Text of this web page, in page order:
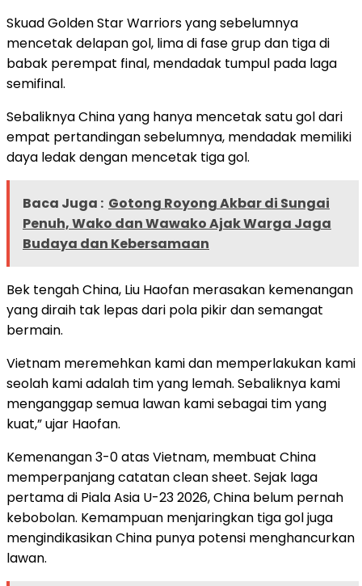
Skuad Golden Star Warriors yang sebelumnya
mencetak delapan gol, lima di fase grup dan tiga di
babak perempat final, mendadak tumpul pada laga
semifinal.
Sebaliknya China yang hanya mencetak satu gol dari
empat pertandingan sebelumnya, mendadak memiliki
daya ledak dengan mencetak tiga gol.
Baca Juga : Gotong Royong Akbar di Sungai
Penuh, Wako dan Wawako Ajak Warga Jaga
Budaya dan Kebersamaan
Bek tengah China, Liu Haofan merasakan kemenangan
yang diraih tak lepas dari pola pikir dan semangat
bermain.
Vietnam meremehkan kami dan memperlakukan kami
seolah kami adalah tim yang lemah. Sebaliknya kami
menganggap semua lawan kami sebagai tim yang
kuat,” ujar Haofan.
Kemenangan 3-0 atas Vietnam, membuat China
memperpanjang catatan clean sheet. Sejak laga
pertama di Piala Asia U-23 2026, China belum pernah
kebobolan. Kemampuan menjaringkan tiga gol juga
mengindikasikan China punya potensi menghancurkan
lawan.